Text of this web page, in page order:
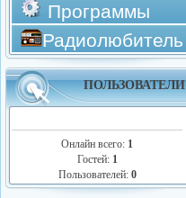
Программы
Радиолюбитель
ПОЛЬЗОВАТЕЛИ
Онлайн всего: 1
Гостей: 1
Пользователей: 0